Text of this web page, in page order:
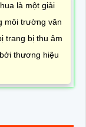
là một giải
môi trường văn
trang bị thu âm
thương hiệu